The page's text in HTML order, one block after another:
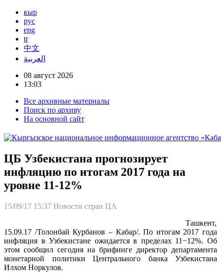
кыр
рус
eng
tr
中文
العربية
08 август 2026
13:03
Все архивные материалы
Поиск по архиву
На основной сайт
ЦБ Узбекистана прогнозирует
инфляцию по итогам 2017 года на
уровне 11-12%
15/09/17 15:37 Новости стран ЦА
Ташкент,
15.09.17 /Толонбай Курбанов – Кабар/. По итогам 2017 года
инфляция в Узбекистане ожидается в пределах 11−12%. Об
этом сообщил сегодня на брифинге директор департамента
монетарной политики Центрального банка Узбекистана
Илхом Норкулов.